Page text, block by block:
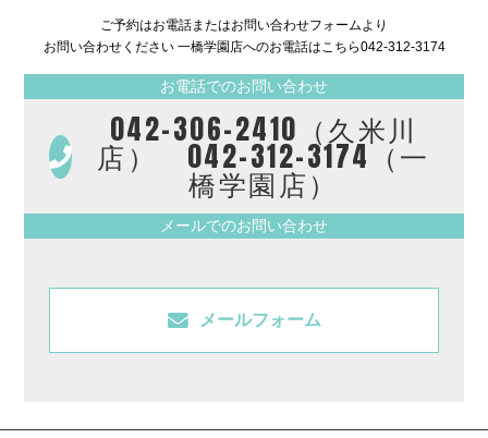
ご予約はお電話またはお問い合わせフォームより
お問い合わせください 一橋学園店へのお電話はこちら042-312-3174
お電話でのお問い合わせ
042-306-2410（久米川
店） 042-312-3174（一
橋学園店）
メールでのお問い合わせ
メールフォーム